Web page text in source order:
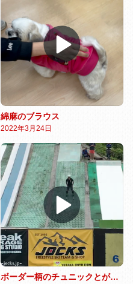
綿麻のブラウス
2022年3月24日
ボーダー柄のチュニックとがま口のメガネケース